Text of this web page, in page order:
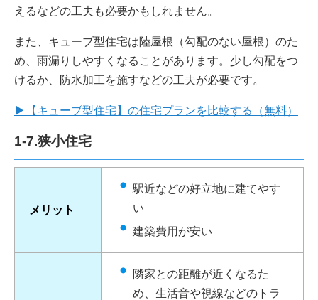
えるなどの工夫も必要かもしれません。
また、キューブ型住宅は陸屋根（勾配のない屋根）のた
め、雨漏りしやすくなることがあります。少し勾配をつ
けるか、防水加工を施すなどの工夫が必要です。
▶【キューブ型住宅】の住宅プランを比較する（無料）
1-7.狭小住宅
メリット
駅近などの好立地に建てやす
い
建築費用が安い
隣家との距離が近くなるた
め、生活音や視線などのトラ